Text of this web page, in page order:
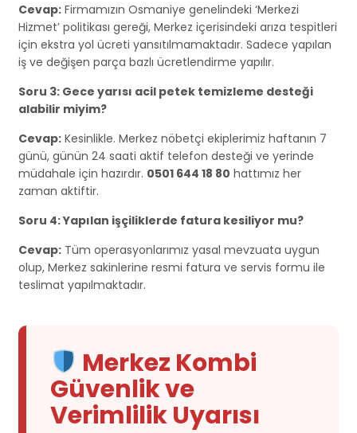
Cevap: Firmamızın Osmaniye genelindeki ‘Merkezi
Hizmet’ politikası gereği, Merkez içerisindeki arıza tespitleri
için ekstra yol ücreti yansıtılmamaktadır. Sadece yapılan
iş ve değişen parça bazlı ücretlendirme yapılır.
Soru 3: Gece yarısı acil petek temizleme desteği
alabilir miyim?
Cevap: Kesinlikle. Merkez nöbetçi ekiplerimiz haftanın 7
günü, günün 24 saati aktif telefon desteği ve yerinde
müdahale için hazırdır. 0501 644 18 80 hattımız her
zaman aktiftir.
Soru 4: Yapılan işçiliklerde fatura kesiliyor mu?
Cevap: Tüm operasyonlarımız yasal mevzuata uygun
olup, Merkez sakinlerine resmi fatura ve servis formu ile
teslimat yapılmaktadır.
Merkez Kombi
Güvenlik ve
Verimlilik Uyarısı